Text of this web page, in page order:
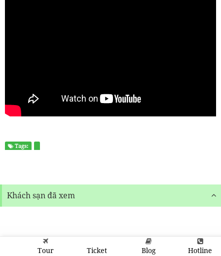
Tags:
Khách sạn đã xem
Tour Ticket Blog Hotline